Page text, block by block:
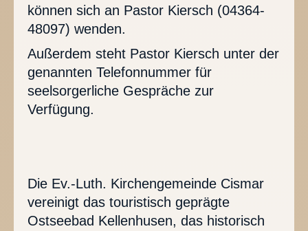
können sich an Pastor Kiersch (04364-
48097) wenden.
Außerdem steht Pastor Kiersch unter der
genannten Telefonnummer für
seelsorgerliche Gespräche zur
Verfügung.
Die Ev.-Luth. Kirchengemeinde Cismar
vereinigt das touristisch geprägte
Ostseebad Kellenhusen, das historisch